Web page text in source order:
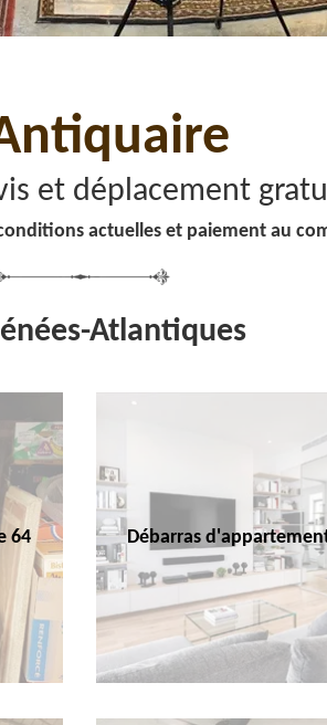
et déplacement
actuelles et paiement au
Atlantiques
64 Débarras